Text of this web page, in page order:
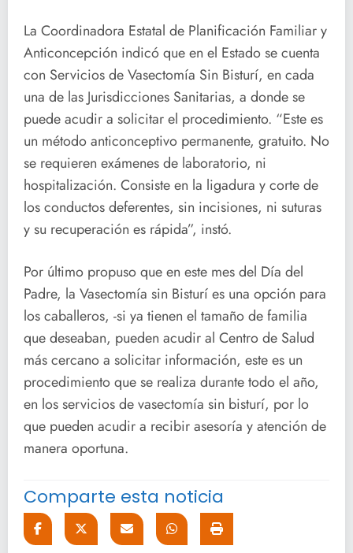
La Coordinadora Estatal de Planificación Familiar y
Anticoncepción indicó que en el Estado se cuenta
con Servicios de Vasectomía Sin Bisturí, en cada
una de las Jurisdicciones Sanitarias, a donde se
puede acudir a solicitar el procedimiento. “Este es
un método anticonceptivo permanente, gratuito. No
se requieren exámenes de laboratorio, ni
hospitalización. Consiste en la ligadura y corte de
los conductos deferentes, sin incisiones, ni suturas
y su recuperación es rápida”, instó.
Por último propuso que en este mes del Día del
Padre, la Vasectomía sin Bisturí es una opción para
los caballeros, -si ya tienen el tamaño de familia
que deseaban, pueden acudir al Centro de Salud
más cercano a solicitar información, este es un
procedimiento que se realiza durante todo el año,
en los servicios de vasectomía sin bisturí, por lo
que pueden acudir a recibir asesoría y atención de
manera oportuna.
Comparte esta noticia